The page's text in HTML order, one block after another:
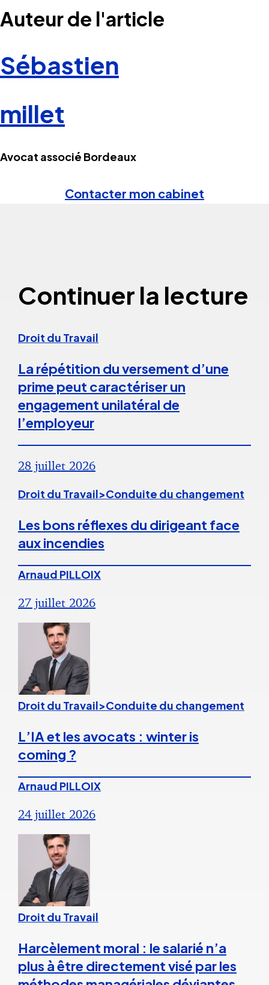
Auteur de l'article
Sébastien
millet
Avocat associé Bordeaux
Contacter mon cabinet
Continuer la lecture
Droit du Travail
La répétition du versement d’une
prime peut caractériser un
engagement unilatéral de
l’employeur
28 juillet 2026
Droit du Travail>Conduite du changement
Les bons réflexes du dirigeant face
aux incendies
Arnaud PILLOIX
27 juillet 2026
Droit du Travail>Conduite du changement
L’IA et les avocats : winter is
coming ?
Arnaud PILLOIX
24 juillet 2026
Droit du Travail
Harcèlement moral : le salarié n’a
plus à être directement visé par les